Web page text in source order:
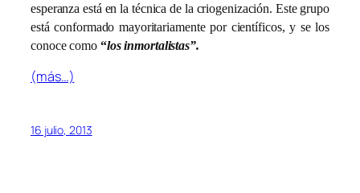
esperanza está en la técnica de la criogenización. Este grupo
está conformado mayoritariamente por científicos, y se los
conoce como “los inmortalistas”.
(más…)
16 julio, 2013